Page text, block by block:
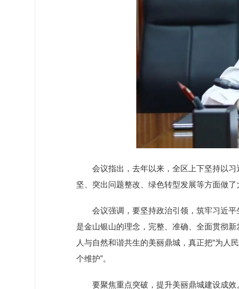
会议指出，去年以来，全区上下坚持以
坚、突出问题整改、绿色转型发展等方面做
会议强调，要坚持政治引领，筑牢习近
是金山银山的理念，完整、准确、全面贯彻
人与自然和谐共生的美丽鼎城，真正把“为人
个维护”。
要聚焦重点突破，提升美丽鼎城建设成